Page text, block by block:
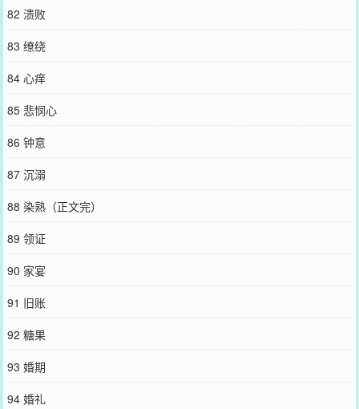
82 溃败
83 缭绕
84 心痒
85 悲悯心
86 钟意
87 沉溺
88 染熟（正文完）
89 领证
90 家宴
91 旧账
92 糖果
93 婚期
94 婚礼